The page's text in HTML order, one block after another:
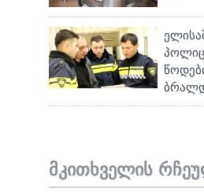
მკითხველის